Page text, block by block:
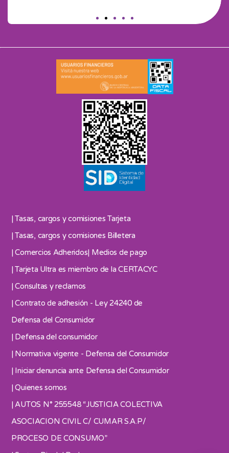
| Tasas, cargos y comisiones Tarjeta
| Tasas, cargos y comisiones Billetera
| Comercios Adheridos| Medios de pago
| Tarjeta Ultra es miembro de la CERTACYC
| Consultas y reclamos
| Contrato de adhesión - Ley 24240 de
Defensa del Consumidor
| Defensa del consumidor
| Normativa vigente - Defensa del Consumidor
| Iniciar denuncia ante Defensa del Consumidor
| Quienes somos
| AUTOS N° 255548 “JUSTICIA COLECTIVA
ASOCIACION CIVIL C/ CUMAR S.A.P/
PROCESO DE CONSUMO”